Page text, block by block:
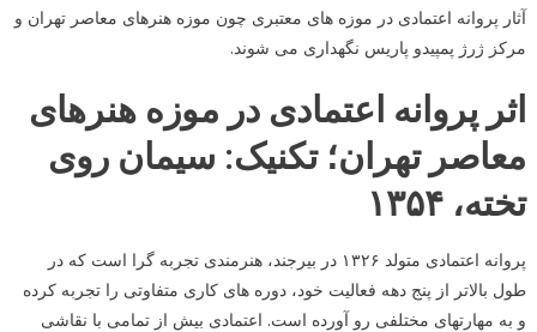
آثار پروانه اعتمادی در موزه های معتبری چون موزه هنرهای معاصر تهران و
مرکز ژرژ پمپیدو پاریس نگهداری می شوند.
اثر پروانه اعتمادی در موزه هنرهای
معاصر تهران؛ تکنیک: سیمان روی
تخته، ۱۳۵۴
پروانه اعتمادی متولد ۱۳۲۶ در بیرجند، هنرمندی تجربه گرا است که در
طول بالاتر از پنج دهه فعالیت خود، دوره های کاری متفاوتی را تجربه کرده
و به مهارتهای مختلفی رو آورده است. اعتمادی بیش از تمامی با نقاشی